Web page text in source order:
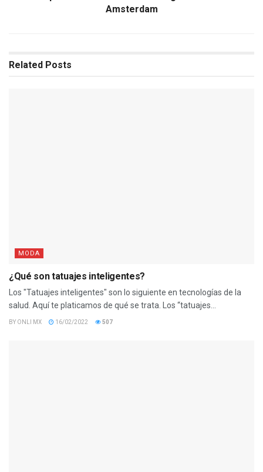
Amsterdam
Related Posts
MODA
¿Qué son tatuajes inteligentes?
Los "Tatuajes inteligentes" son lo siguiente en tecnologías de la
salud. Aquí te platicamos de qué se trata. Los “tatuajes...
BY ONLI MX 16/02/2022 507